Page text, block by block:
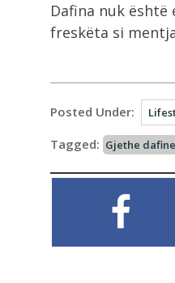
Dafina nuk
freskëta si
Posted Under:
Tagged: Gjethe dafine